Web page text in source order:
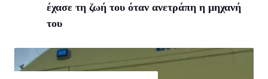
έχασε τη ζωή του όταν ανετράπη η μηχανή
του